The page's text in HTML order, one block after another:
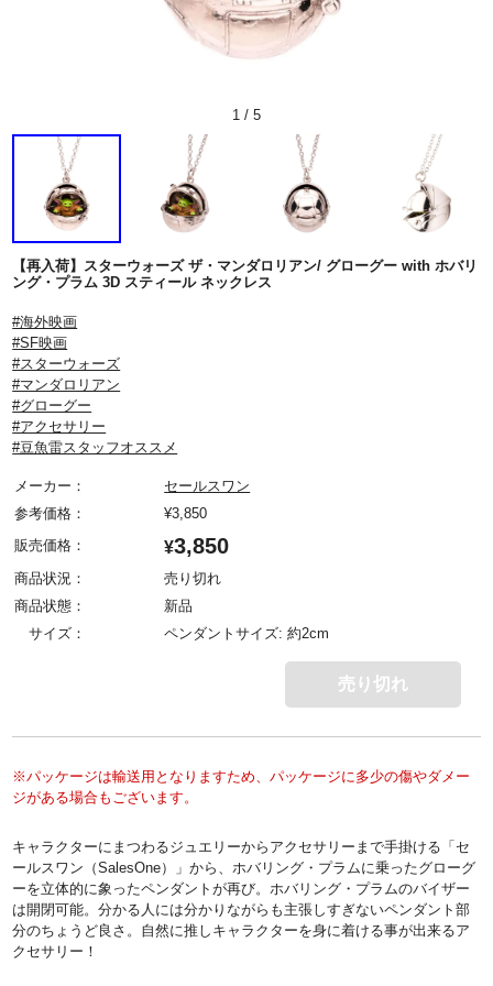
1 / 5
【再入荷】スターウォーズ ザ・マンダロリアン/ グローグー with ホバリ
ング・プラム 3D スティール ネックレス
#海外映画
#SF映画
#スターウォーズ
#マンダロリアン
#グローグー
#アクセサリー
#豆魚雷スタッフオススメ
メーカー：
セールスワン
参考価格：
¥3,850
販売価格：
¥3,850
商品状況：
売り切れ
商品状態：
新品
サイズ：
ペンダントサイズ: 約2cm
売り切れ
※パッケージは輸送用となりますため、パッケージに多少の傷やダメー
ジがある場合もございます。
キャラクターにまつわるジュエリーからアクセサリーまで手掛ける「セ
ールスワン（SalesOne）」から、ホバリング・プラムに乗ったグローグ
ーを立体的に象ったペンダントが再び。ホバリング・プラムのバイザー
は開閉可能。分かる人には分かりながらも主張しすぎないペンダント部
分のちょうど良さ。自然に推しキャラクターを身に着ける事が出来るア
クセサリー！